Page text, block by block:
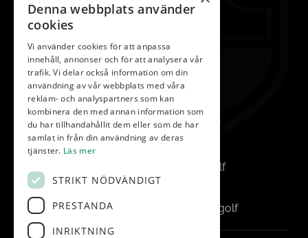
042-450 85 00
Reception
info@vasatorp.golf
Restaurang
restaurang@vasatorp.golf
Klubbchef
louise.friberg@vasatorp.golf
Banchef
pontus.albertsson@vasatorp.golf
Denna webbplats använder
cookies
Vi använder cookies för att anpassa
innehåll, annonser och för att analysera vår
trafik. Vi delar också information om din
användning av vår webbplats med våra
reklam- och analyspartners som kan
kombinera den med annan information som
du har tillhandahållit dem eller som de har
samlat in från din användning av deras
tjänster. Läs mer
STRIKT NÖDVÄNDIGT
PRESTANDA
INRIKTNING